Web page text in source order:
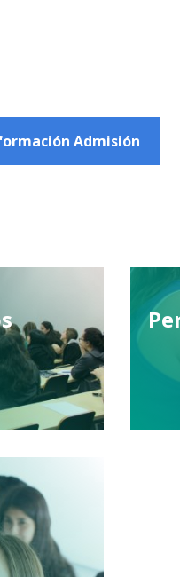
Admisión